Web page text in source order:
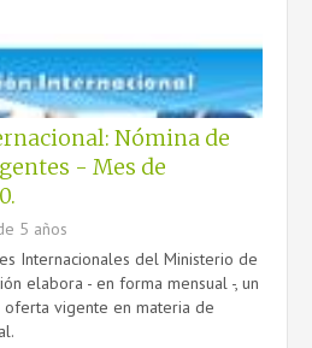
Nómina de
- Mes de
5 años
Internacionales del Ministerio de
elabora - en forma mensual -, un
vigente en materia de